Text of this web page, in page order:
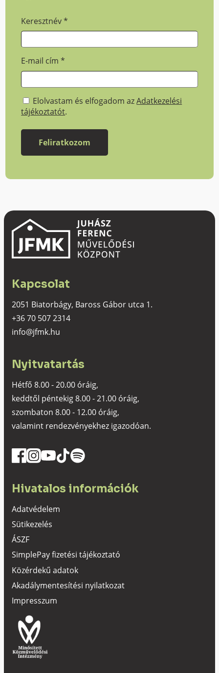
Keresztnév*
E-mail cím*
Elolvastam és elfogadom azAdatkezelési
tájékoztatót.
Kapcsolat
2051 Biatorbágy, Baross Gábor utca 1.
+36 70 507 2314
info@jfmk.hu
Nyitvatartás
Hétfő 8.00 - 20.00 óráig,
keddtől péntekig 8.00 - 21.00 óráig,
szombaton 8.00 - 12.00 óráig,
valamint rendezvényekhez igazodóan.
Hivatalos információk
Adatvédelem
Sütikezelés
ÁSZF
SimplePay fizetési tájékoztató
Közérdekű adatok
Akadálymentesítési nyilatkozat
Impresszum